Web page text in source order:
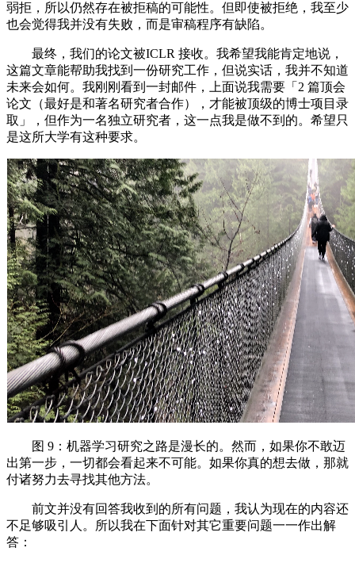
弱拒，所以仍然存在被拒稿的可能性。但即使被拒绝，我至少
也会觉得我并没有失败，而是审稿程序有缺陷。
最终，我们的论文被ICLR 接收。我希望我能肯定地说，
这篇文章能帮助我找到一份研究工作，但说实话，我并不知道
未来会如何。我刚刚看到一封邮件，上面说我需要「2 篇顶会
论文（最好是和著名研究者合作），才能被顶级的博士项目录
取」，但作为一名独立研究者，这一点我是做不到的。希望只
是这所大学有这种要求。
图 9：机器学习研究之路是漫长的。然而，如果你不敢迈
出第一步，一切都会看起来不可能。如果你真的想去做，那就
付诸努力去寻找其他方法。
前文并没有回答我收到的所有问题，我认为现在的内容还
不足够吸引人。所以我在下面针对其它重要问题一一作出解
答：